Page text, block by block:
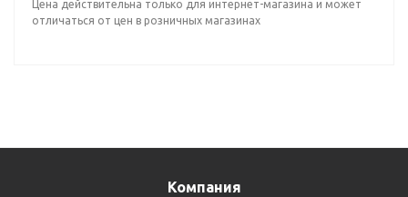
Цена действительна только для интернет-магазина и может
отличаться от цен в розничных магазинах
Компания